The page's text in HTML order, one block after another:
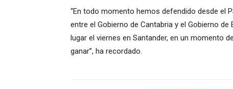
“En todo momento hemos defendido desde el
entre el Gobierno de Cantabria y el Gobierno
lugar el viernes en Santander, en un momento
ganar”, ha recordado.